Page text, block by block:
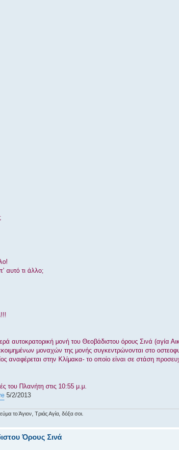
τι άλλο;
αυτοκρατορική μονή του Θεοβάδιστου όρους Σινά (αγία
μοναχών της μονής συγκεντρώνονται στο
αναφέρεται στην Κλίμακα- το οποίο είναι σε στάση
του Πλανήτη στις 10:55 μ.μ.
5/2/2013
το Άγιον, Τριάς Αγία, δόξα σοι.
Όρους Σινά